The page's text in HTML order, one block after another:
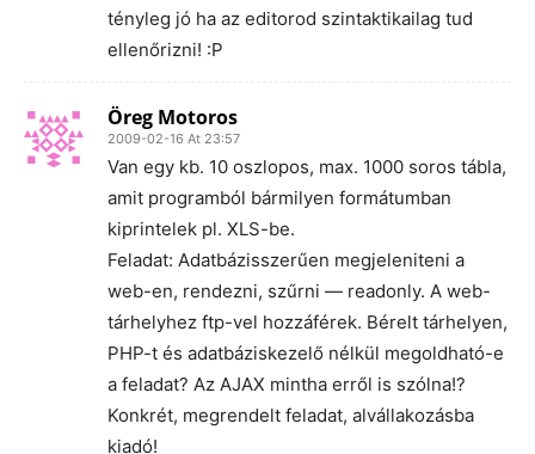
tényleg jó ha az editorod szintaktikailag tud
ellenőrizni! :P
Öreg Motoros
2009-02-16 At 23:57
Van egy kb. 10 oszlopos, max. 1000 soros tábla,
amit programból bármilyen formátumban
kiprintelek pl. XLS-be.
Feladat: Adatbázisszerűen megjeleniteni a
web-en, rendezni, szűrni — readonly. A web-
tárhelyhez ftp-vel hozzáférek. Bérelt tárhelyen,
PHP-t és adatbáziskezelő nélkül megoldható-e
a feladat? Az AJAX mintha erről is szólna!?
Konkrét, megrendelt feladat, alvállakozásba
kiadó!